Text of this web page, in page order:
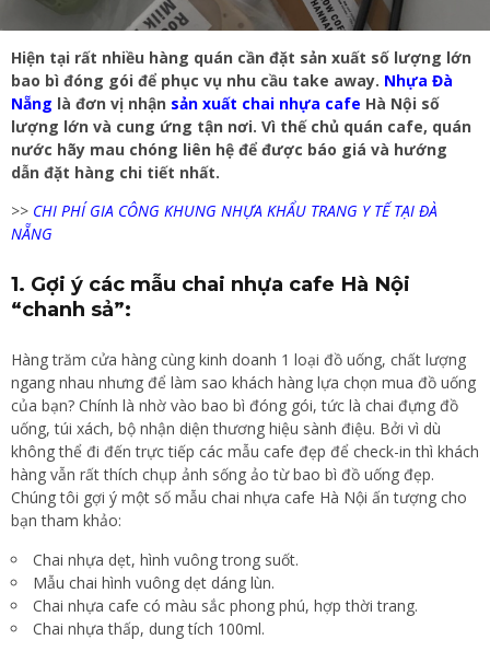
Hiện tại rất nhiều hàng quán cần đặt sản xuất số lượng lớn
bao bì đóng gói để phục vụ nhu cầu take away. Nhựa Đà
Nẵng là đơn vị nhận sản xuất chai nhựa cafe Hà Nội số
lượng lớn và cung ứng tận nơi. Vì thế chủ quán cafe, quán
nước hãy mau chóng liên hệ để được báo giá và hướng
dẫn đặt hàng chi tiết nhất.
>> CHI PHÍ GIA CÔNG KHUNG NHỰA KHẨU TRANG Y TẾ TẠI ĐÀ
NẴNG
1. Gợi ý các mẫu chai nhựa cafe Hà Nội
“chanh sả”:
Hàng trăm cửa hàng cùng kinh doanh 1 loại đồ uống, chất lượng
ngang nhau nhưng để làm sao khách hàng lựa chọn mua đồ uống
của bạn? Chính là nhờ vào bao bì đóng gói, tức là chai đựng đồ
uống, túi xách, bộ nhận diện thương hiệu sành điệu. Bởi vì dù
không thể đi đến trực tiếp các mẫu cafe đẹp để check-in thì khách
hàng vẫn rất thích chụp ảnh sống ảo từ bao bì đồ uống đẹp.
Chúng tôi gợi ý một số mẫu chai nhựa cafe Hà Nội ấn tượng cho
bạn tham khảo:
Chai nhựa dẹt, hình vuông trong suốt.
Mẫu chai hình vuông dẹt dáng lùn.
Chai nhựa cafe có màu sắc phong phú, hợp thời trang.
Chai nhựa thấp, dung tích 100ml.